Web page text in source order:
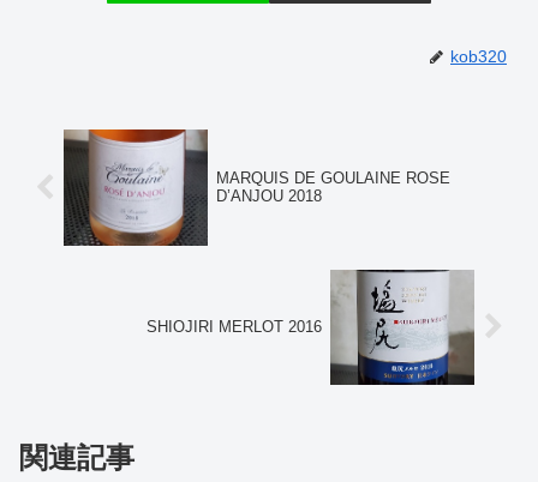
kob320
MARQUIS DE GOULAINE ROSE
D’ANJOU 2018
SHIOJIRI MERLOT 2016
関連記事